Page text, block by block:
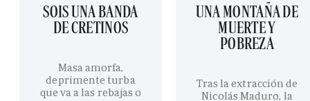
SOIS UNA BANDA
DE CRETINOS
Masa amorfa,
deprimente turba
que va a las rebajas o
UNA MONTAÑA DE
MUERTE Y
POBREZA
Tras la extracción de
Nicolás Maduro, la